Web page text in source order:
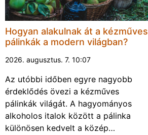
Hogyan alakulnak át a kézműves
pálinkák a modern világban?
2026. augusztus. 7. 10:07
Az utóbbi időben egyre nagyobb
érdeklődés övezi a kézműves
pálinkák világát. A hagyományos
alkoholos italok között a pálinka
különösen kedvelt a közép…